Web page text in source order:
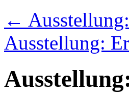
←
Ausstellung: